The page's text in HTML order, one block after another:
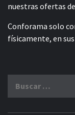
nuestras ofertas de
Conforama solo
físicamente, en